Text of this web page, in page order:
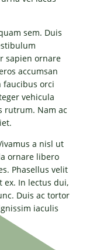
sem. Duis
sapien ornare
accumsan
faucibus orci
vehicula
rutrum. Nam ac
a nisl ut
ornare libero
Phasellus velit
ex. In lectus dui,
Duis ac tortor
iaculis